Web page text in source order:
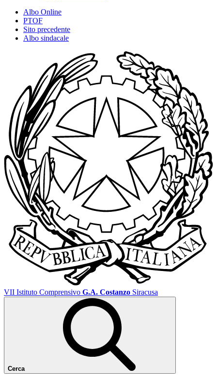
Albo Online
PTOF
Sito precedente
Albo sindacale
VII Istituto Comprensivo G.A. Costanzo Siracusa
Cerca